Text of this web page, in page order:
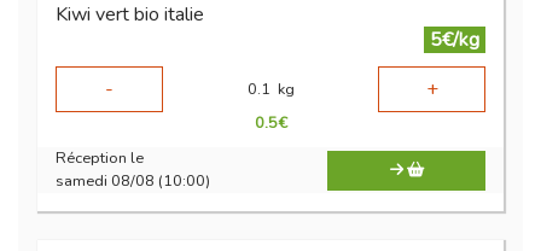
Kiwi vert bio italie
5€/kg
-
0.1 kg +
0.5€
Réception le
samedi 08/08 (10:00)